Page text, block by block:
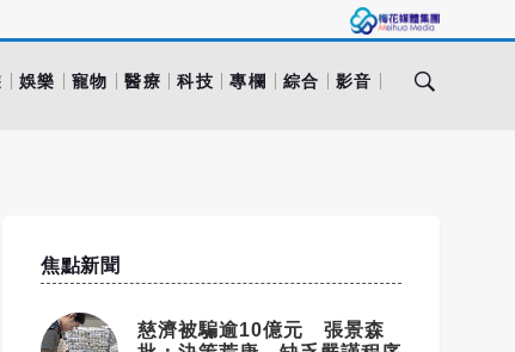
娛樂 寵物 醫療 科技 專欄 綜合 影音
焦點新聞
慈濟被騙逾10億元 張景森